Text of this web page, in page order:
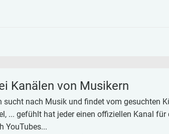
Kanälen von Musikern
sucht nach Musik und findet vom gesuchten
... gefühlt hat jeder einen offiziellen Kanal
YouTubes...